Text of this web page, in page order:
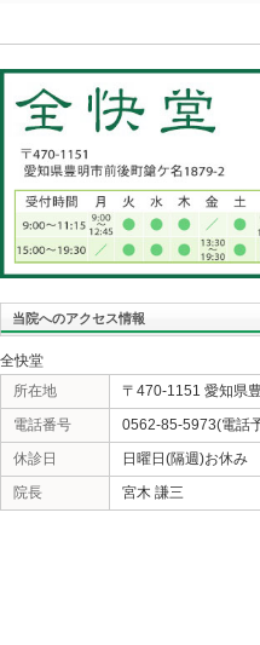
です。毎日朝昼夜と掃除
然木の床にしてスリッパ
に絨毯に毛玉が着き難い
影響で友人宅に行くこと
な人になっているかもし
ど一人時間が多くなった
ません。